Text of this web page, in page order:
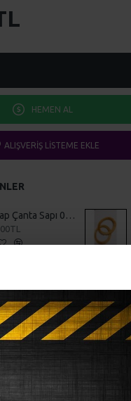
HEMEN AL
ALIŞVERIŞ LISTEME EKLE
Ahşap Çanta Sapı 0001